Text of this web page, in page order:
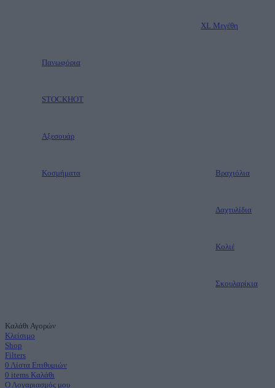
XL Μεγέθη
Πανωφόρια
STOCKΗΟΤ
Aξεσουάρ
Κοσμήματα Βραχιόλια
Δαχτυλίδια
Κολιέ
Σκουλαρίκια
Καλάθι Αγορών
Κλείσιμο
Shop
Filters
0 Λίστα Επιθυμιών
0 items Καλάθι
Ο Λογαριασμός μου